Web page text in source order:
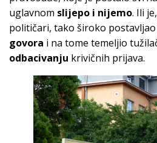
uglavnom slijepo i nijemo. Ili
političari, tako široko postavljao
govora i na tome temeljio
odbacivanju krivičnih prijava.